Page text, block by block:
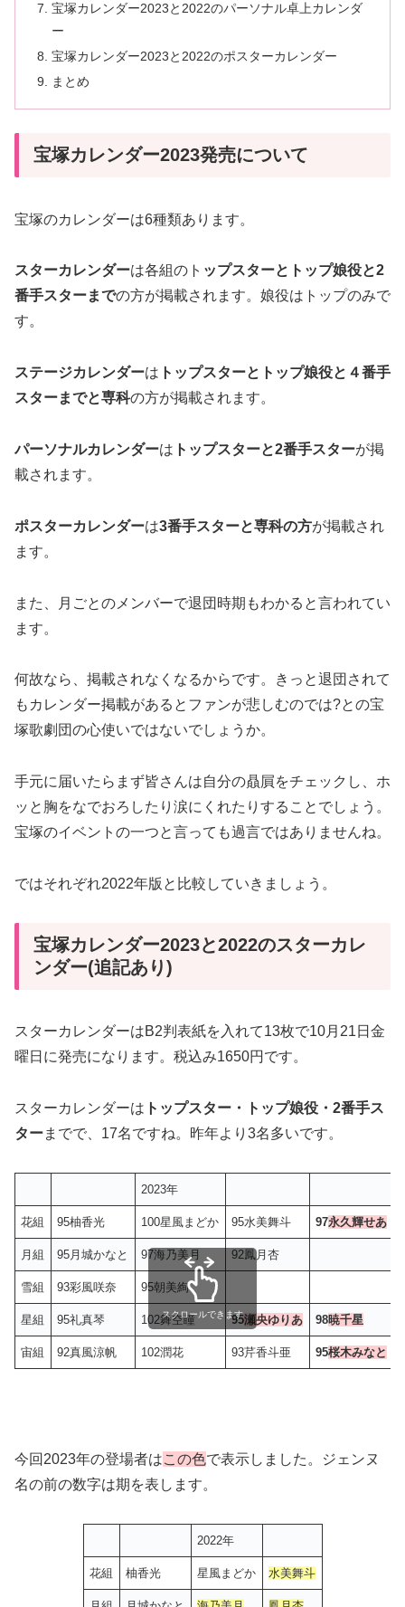
宝塚カレンダー2023と2022のパーソナル卓上カレンダ
ー
宝塚カレンダー2023と2022のポスターカレンダー
まとめ
宝塚カレンダー2023発売について
宝塚のカレンダーは6種類あります。
スターカレンダーは各組のト ップスターとトップ娘役と2
番手スターまでの方が掲載されます。娘役はトップのみで
す。
ステージカレンダーは トップスターとトップ娘役と４番手
スターまでと専科の方が掲載されます。
パーソナルカレンダーは トップスターと2番手スターが掲
載されます。
ポスターカレンダーは3番手スターと専科の方が掲載され
ます。
また、月ごとのメンバーで退団時期もわかると言われてい
ます。
何故なら、掲載されなくなるからです。きっと退団されて
もカレンダー掲載があるとファンが悲しむのでは?との宝
塚歌劇団の心使いではないでしょうか。
手元に届いたらまず皆さんは自分の贔屓をチェックし、ホ
ッと胸をなでおろしたり涙にくれたりすることでしょう。
宝塚のイベントの一つと言っても過言ではありませんね。
ではそれぞれ2022年版と比較していきましょう。
宝塚カレンダー2023と2022のスターカレ
ンダー(追記あり)
スターカレンダーはB2判表紙を入れて13枚で10月21日金
曜日に発売になります。税込み1650円です。
スターカレンダーは トップスター・トップ娘役・2番手ス
ターまでで、17名ですね。昨年より3名多いです。
2023年
花組 95柚香光 100星風まどか 95水美舞斗 97永久輝せあ
月組 95月城かなと 97海乃美月 92鳳月杏
雪組 93彩風咲奈 95朝美絢
星組 95礼真琴 102舞空瞳 95瀬央ゆりあ 98暁千星
宙組 92真風涼帆 102潤花 93芹香斗亜 95桜木みなと
スクロールできます
今回2023年の登場者はこの色で表示しました。ジェンヌ
名の前の数字は期を表します。
2022年
花組 柚香光 星風まどか 水美舞斗